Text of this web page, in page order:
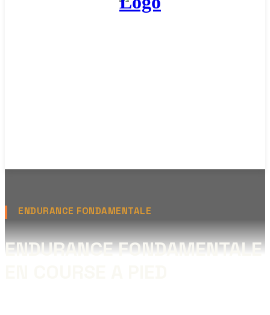
ENDURANCE FONDAMENTALE
ENDURANCE FONDAMENTALE